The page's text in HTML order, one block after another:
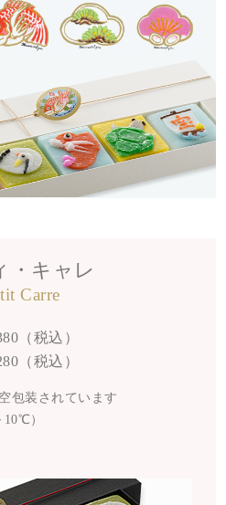
・キャレ
Carre
（税込）
（税込）
包装されています
）